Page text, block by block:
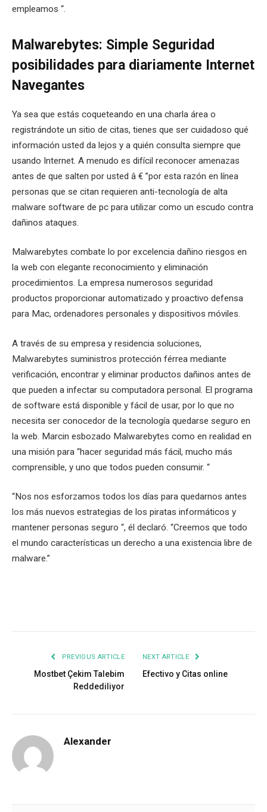
empleamos “.
Malwarebytes: Simple Seguridad
posibilidades para diariamente Internet
Navegantes
Ya sea que estás coqueteando en una charla área o
registrándote un sitio de citas, tienes que ser cuidadoso qué
información usted da lejos y a quién consulta siempre que
usando Internet. A menudo es difícil reconocer amenazas
antes de que salten por usted â € ”por esta razón en línea
personas que se citan requieren anti-tecnología de alta
malware software de pc para utilizar como un escudo contra
dañinos ataques.
Malwarebytes combate lo por excelencia dañino riesgos en
la web con elegante reconocimiento y eliminación
procedimientos. La empresa numerosos seguridad
productos proporcionar automatizado y proactivo defensa
para Mac, ordenadores personales y dispositivos móviles.
A través de su empresa y residencia soluciones,
Malwarebytes suministros protección férrea mediante
verificación, encontrar y eliminar productos dañinos antes de
que pueden a infectar su computadora personal. El programa
de software está disponible y fácil de usar, por lo que no
necesita ser conocedor de la tecnología quedarse seguro en
la web. Marcin esbozado Malwarebytes como en realidad en
una misión para “hacer seguridad más fácil, mucho más
comprensible, y uno que todos pueden consumir. “
“Nos nos esforzamos todos los días para quedarnos antes
los más nuevos estrategias de los piratas informáticos y
mantener personas seguro “, él declaró. “Creemos que todo
el mundo características un derecho a una existencia libre de
malware.”
PREVIOUS ARTICLE
Mostbet Çekim Talebim
Reddediliyor
NEXT ARTICLE
Efectivo y Citas online
Alexander